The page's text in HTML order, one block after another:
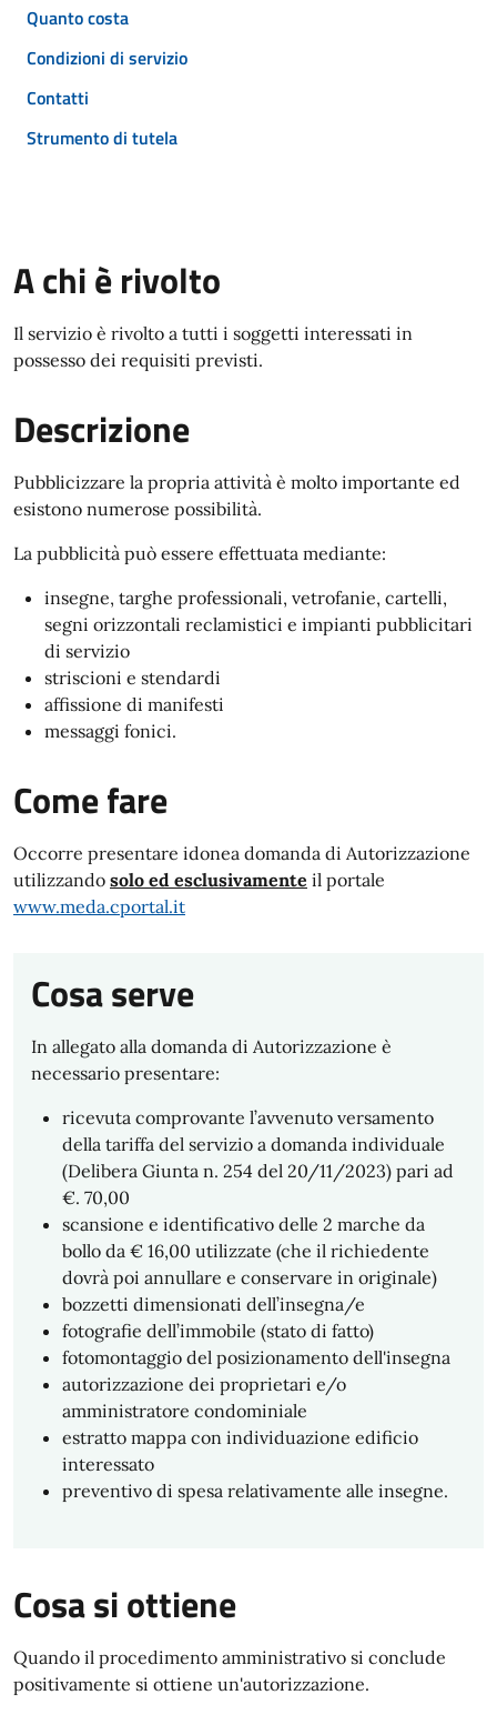
Quanto costa
Condizioni di servizio
Contatti
Strumento di tutela
A chi è rivolto
Il servizio è rivolto a tutti i soggetti interessati in
possesso dei requisiti previsti.
Descrizione
Pubblicizzare la propria attività è molto importante ed
esistono numerose possibilità.
La pubblicità può essere effettuata mediante:
insegne, targhe professionali, vetrofanie, cartelli,
segni orizzontali reclamistici e impianti pubblicitari
di servizio
striscioni e stendardi
affissione di manifesti
messaggi fonici.
Come fare
Occorre presentare idonea domanda di Autorizzazione
utilizzando solo ed esclusivamente il portale
www.meda.cportal.it
Cosa serve
In allegato alla domanda di Autorizzazione è
necessario presentare:
ricevuta comprovante l’avvenuto versamento
della tariffa del servizio a domanda individuale
(Delibera Giunta n. 254 del 20/11/2023) pari ad
€. 70,00
scansione e identificativo delle 2 marche da
bollo da € 16,00 utilizzate (che il richiedente
dovrà poi annullare e conservare in originale)
bozzetti dimensionati dell’insegna/e
fotografie dell’immobile (stato di fatto)
fotomontaggio del posizionamento dell'insegna
autorizzazione dei proprietari e/o
amministratore condominiale
estratto mappa con individuazione edificio
interessato
preventivo di spesa relativamente alle insegne.
Cosa si ottiene
Quando il procedimento amministrativo si conclude
positivamente si ottiene un'autorizzazione.